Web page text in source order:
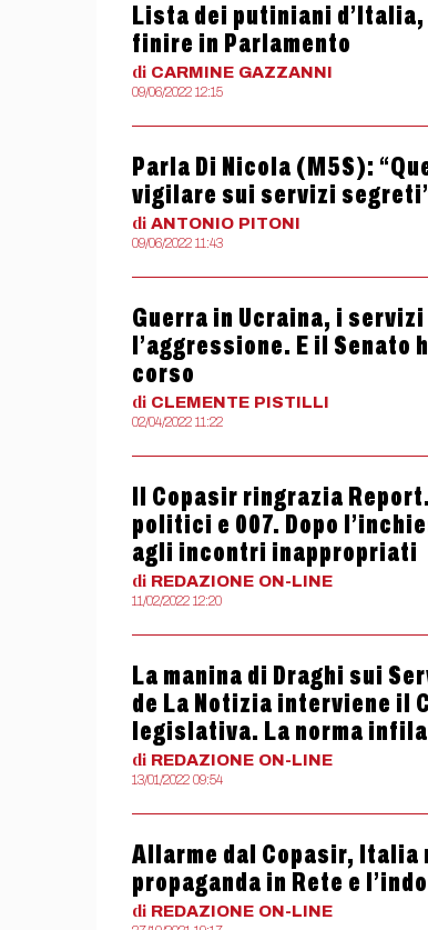
Lista dei putiniani
finire in Parlamento
di CARMINE GAZZANNI
09/06/2022 12:15
Parla Di Nicola (M5S):
vigilare sui servizi
di ANTONIO PITONI
09/06/2022 11:43
Guerra in Ucraina, i
l’aggressione. E il Senato
corso
di CLEMENTE PISTILLI
02/04/2022 11:22
Il Copasir ringrazia
politici e 007. Dopo
agli incontri inappropriati
di REDAZIONE ON-LINE
11/02/2022 12:20
La manina di Draghi sui
de La Notizia interviene il
legislativa. La norma
di REDAZIONE ON-LINE
13/01/2022 09:54
Allarme dal Copasir,
propaganda in Rete e
di REDAZIONE ON-LINE